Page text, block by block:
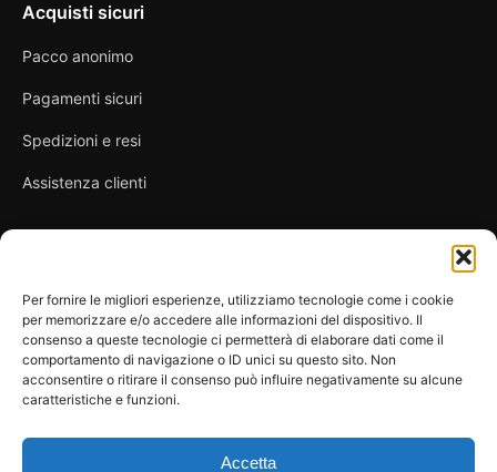
Per fornire le migliori esperienze, utilizziamo tecnologie come i cookie
per memorizzare e/o accedere alle informazioni del dispositivo. Il
consenso a queste tecnologie ci permetterà di elaborare dati come il
comportamento di navigazione o ID unici su questo sito. Non
acconsentire o ritirare il consenso può influire negativamente su alcune
caratteristiche e funzioni.
Accetta
Acquisti sicuri
Pacco anonimo
Pagamenti sicuri
Spedizioni e resi
Assistenza clienti
Privacy Policy
Condizioni di vendita